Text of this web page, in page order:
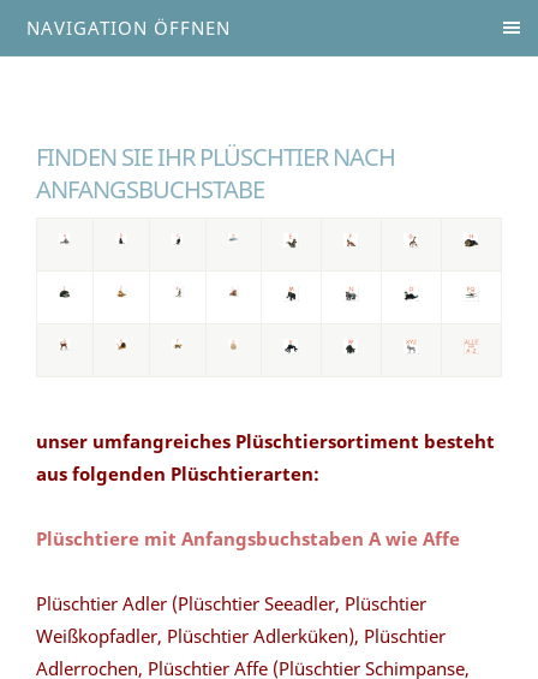
NAVIGATION ÖFFNEN
FINDEN SIE IHR PLÜSCHTIER NACH
ANFANGSBUCHSTABE
unser umfangreiches Plüschtiersortiment besteht
aus folgenden Plüschtierarten:
Plüschtiere mit Anfangsbuchstaben A wie Affe
Plüschtier Adler (Plüschtier Seeadler, Plüschtier
Weißkopfadler, Plüschtier Adlerküken), Plüschtier
Adlerrochen, Plüschtier Affe (Plüschtier Schimpanse,